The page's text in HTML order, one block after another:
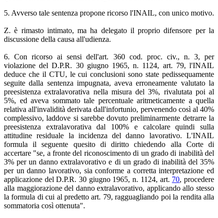
5. Avverso tale sentenza propone ricorso l'INAIL, con unico motivo.
Z. è rimasto intimato, ma ha delegato il proprio difensore per la
discussione della causa all'udienza.
6. Con ricorso ai sensi dell'art. 360 cod. proc. civ., n. 3, per
violazione del D.P.R. 30 giugno 1965, n. 1124, art. 79, l'INAIL
deduce che il CTU, le cui conclusioni sono state pedissequamente
seguite dalla sentenza impugnata, aveva erroneamente valutato la
preesistenza extralavorativa nella misura del 3%, rivalutata poi al
5%, ed aveva sommato tale percentuale aritmeticamente a quella
relativa all'invalidità derivata dall'infortunio, pervenendo così al 40%
complessivo, laddove si sarebbe dovuto preliminarmente detrarre la
preesistenza extralavorativa dal 100% e calcolare quindi sulla
attitudine residuale la incidenza del danno lavorativo. L'INAIL
formula il seguente quesito di diritto chiedendo alla Corte di
accertare "se, a fronte del riconoscimento di un grado di inabilità del
3% per un danno extralavorativo e di un grado di inabilità del 35%
per un danno lavorativo, sia conforme a corretta interpretazione ed
applicazione del D.P.R. 30 giugno 1965, n. 1124, art. 70, procedere
alla maggiorazione del danno extralavorativo, applicando allo stesso
la formula di cui al predetto art. 79, ragguagliando poi la rendita alla
sommatoria così ottenuta".